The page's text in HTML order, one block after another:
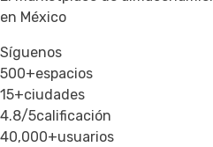
en México
Síguenos
500+espacios
15+ciudades
4.8/5calificación
40,000+usuarios